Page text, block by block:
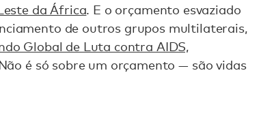
da África. E o orçamento esvaziado
de outros grupos multilaterais,
Global de Luta contra AIDS,
é só sobre um orçamento — são vidas